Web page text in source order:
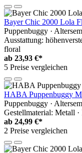
Bayer Chic 2000 Lola
Puppenbuggy ·
Ausstattung:
floral
ab 23,93 €*
5 Preise vergleichen
HABA Puppenbuggy
Puppenbuggy ·
Gestellmaterial: Metall
ab 24,99 €*
2 Preise vergleichen